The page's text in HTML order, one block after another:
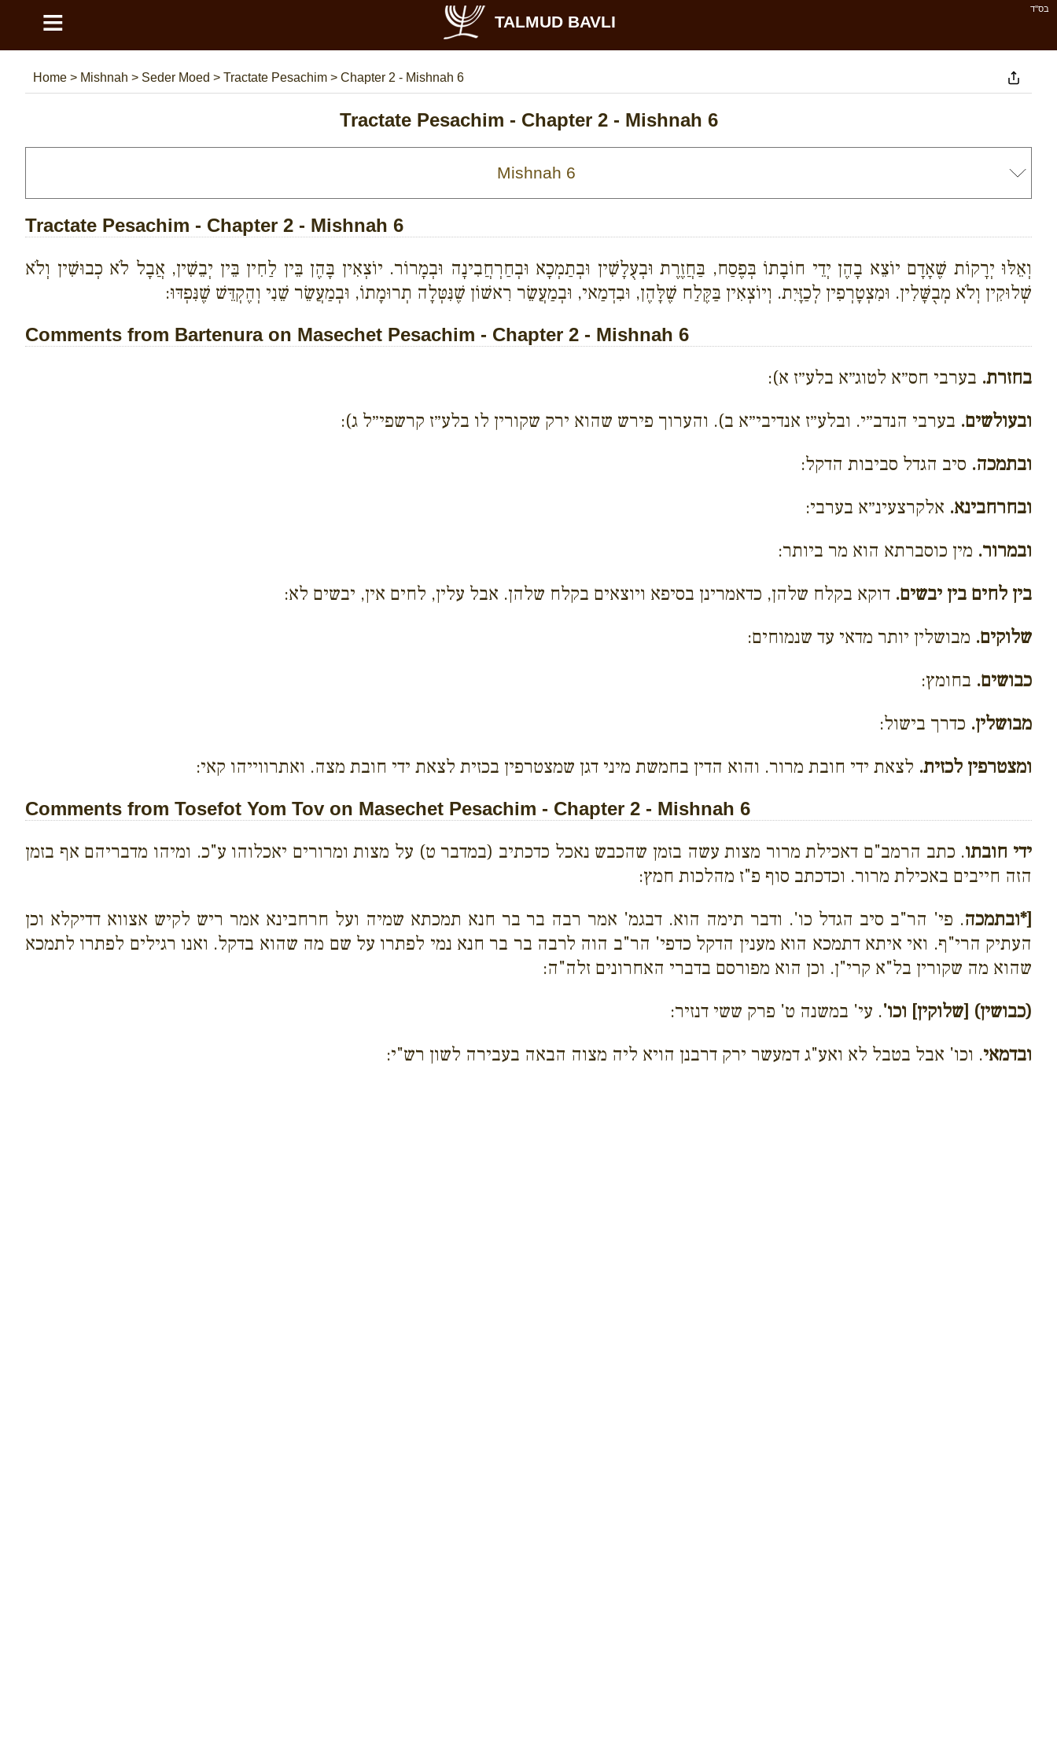
בס''ד ≡ TALMUD BAVLI
Home > Mishnah > Seder Moed > Tractate Pesachim > Chapter 2 - Mishnah 6
Tractate Pesachim - Chapter 2 - Mishnah 6
Tractate Pesachim - Chapter 2 - Mishnah 6
וְאֵלּוּ יְרָקוֹת שֶׁאָדָם יוֹצֵא בָהֶן יְדֵי חוֹבָתוֹ בְּפֶסַח, בַּחֲזֶרֶת וּבְעֻלָשִׁין וּבְתַמְכָא וּבְחַרְחֲבִינָה וּבְמָרוֹר. יוֹצְאִין בָּהֶן בֵּין לַחִין בֵּין יְבֵשִׁין, אֲבָל לֹא כְבוּשִׁין וְלֹא
שְׁלוּקִין וְלֹא מְבֻשָּׁלִין. וּמִצְטָרְפִין לְכַזָּיִת. וְיוֹצְאִין בַּקֶּלַח שֶׁלָּהֶן, וּבִדְמַאי, וּבְמַעֲשֵׂר רִאשׁוֹן שֶׁנִּטְּלָה תְרוּמָתוֹ, וּבְמַעֲשֵׂר שֵׁנִי וְהֶקְדֵּשׁ שֶׁנִּפְדּוּ:
Comments from Bartenura on Masechet Pesachim - Chapter 2 - Mishnah 6
בחזרת. בערבי חס״א לטוג״א בלע״ז א):
ובעולשים. בערבי הנדב״י. ובלע״ז אנדיבי״א ב). והערוך פירש שהוא ירק שקורין לו בלע״ז קרשפי״ל ג):
ובתמכה. סיב הגדל סביבות הדקל:
ובחרחבינא. אלקרצעינ״א בערבי:
ובמרור. מין כוסברתא הוא מר ביותר:
בין לחים בין יבשים. דוקא בקלח שלהן, כדאמרינן בסיפא ויוצאים בקלח שלהן. אבל עלין, לחים אין, יבשים לא:
שלוקים. מבושלין יותר מדאי עד שנמוחים:
כבושים. בחומץ:
מבושלין. כדרך בישול:
ומצטרפין לכזית. לצאת ידי חובת מרור. והוא הדין בחמשת מיני דגן שמצטרפין בכזית לצאת ידי חובת מצה. ואתרווייהו קאי:
Comments from Tosefot Yom Tov on Masechet Pesachim - Chapter 2 - Mishnah 6
ידי חובתו. כתב הרמב"ם דאכילת מרור מצות עשה בזמן שהכבש נאכל כדכתיב (במדבר ט) על מצות ומרורים יאכלוהו ע"כ. ומיהו מדבריהם אף בזמן
הזה חייבים באכילת מרור. וכדכתב סוף פ"ז מהלכות חמץ:
[*ובתמכה. פי' הר"ב סיב הגדל כו'. ודבר תימה הוא. דבגמ' אמר רבה בר בר חנא תמכתא שמיה ועל חרחבינא אמר ריש לקיש אצווא דדיקלא וכן
העתיק הרי"ף. ואי איתא דתמכא הוא מענין הדקל כדפי' הר"ב הוה לרבה בר בר חנא נמי לפתרו על שם מה שהוא בדקל. ואנו רגילים לפתרו לתמכא
שהוא מה שקורין בל"א קרי"ן. וכן הוא מפורסם בדברי האחרונים זלה"ה:
(כבושין) [שלוקין] וכו'. עי' במשנה ט' פרק ששי דנזיר:
ובדמאי. וכו' אבל בטבל לא ואע"ג דמעשר ירק דרבנן הויא ליה מצוה הבאה בעבירה לשון רש"י: